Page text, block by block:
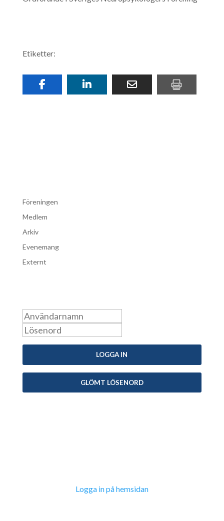
Etiketter:
Föreningen
Medlem
Arkiv
Evenemang
Externt
Logga in på hemsidan